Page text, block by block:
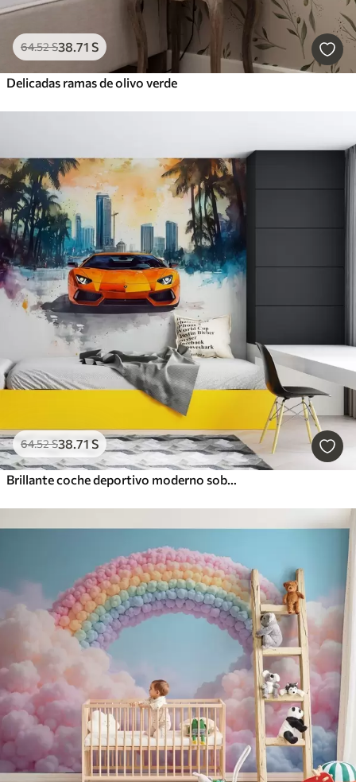
64.52S38.71 S
Delicadas ramas de olivo verde
64.52S38.71 S
Brillante coche deportivo moderno sobre el fondo de palmeras y rascacielos en técnica de acuarela a la prima